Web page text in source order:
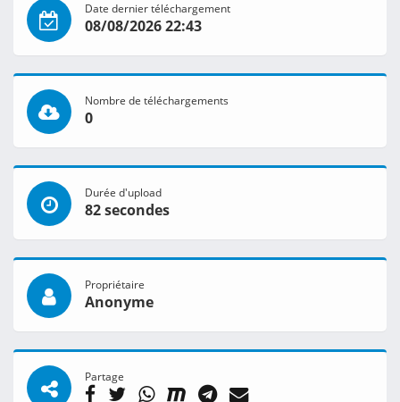
Date dernier téléchargement
08/08/2026 22:43
Nombre de téléchargements
0
Durée d'upload
82 secondes
Propriétaire
Anonyme
Partage